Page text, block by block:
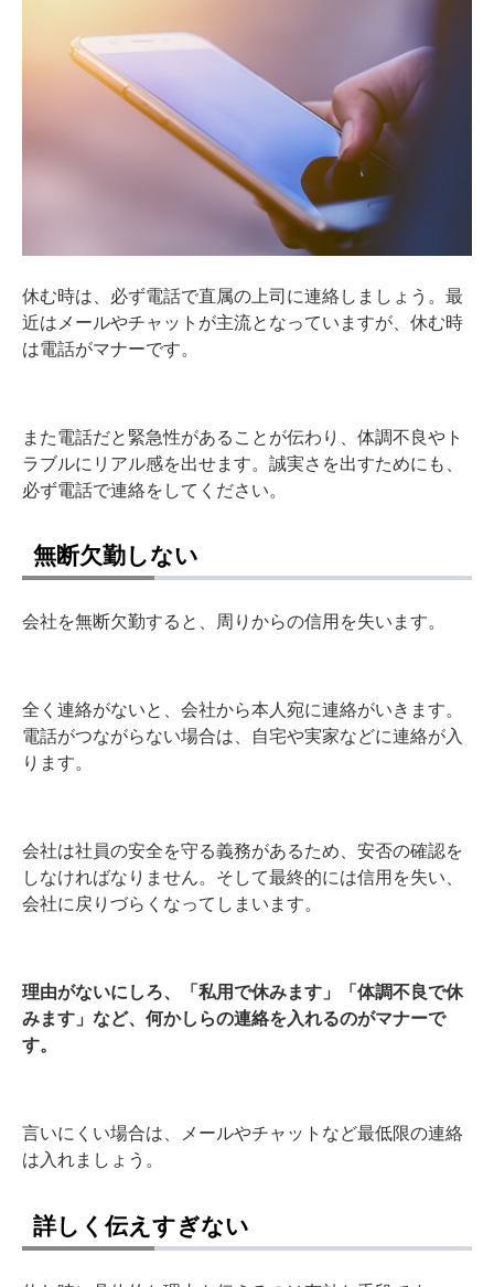
休む時は、必ず電話で直属の上司に連絡しましょう。最
近はメールやチャットが主流となっていますが、休む時
は電話がマナーです。
また電話だと緊急性があることが伝わり、体調不良やト
ラブルにリアル感を出せます。誠実さを出すためにも、
必ず電話で連絡をしてください。
無断欠勤しない
会社を無断欠勤すると、周りからの信用を失います。
全く連絡がないと、会社から本人宛に連絡がいきます。
電話がつながらない場合は、自宅や実家などに連絡が入
ります。
会社は社員の安全を守る義務があるため、安否の確認を
しなければなりません。そして最終的には信用を失い、
会社に戻りづらくなってしまいます。
理由がないにしろ、「私用で休みます」「体調不良で休
みます」など、何かしらの連絡を入れるのがマナーで
す。
言いにくい場合は、メールやチャットなど最低限の連絡
は入れましょう。
詳しく伝えすぎない